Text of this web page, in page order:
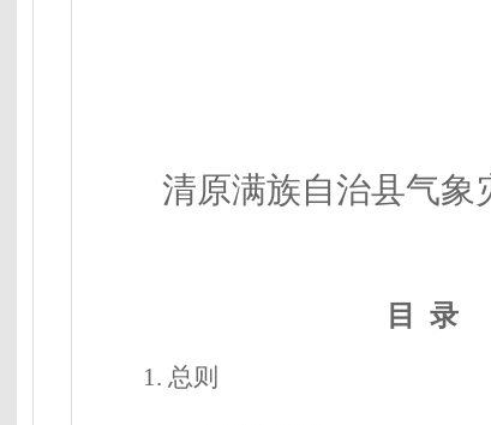
清原满族自治县气象
目 录
1. 总则